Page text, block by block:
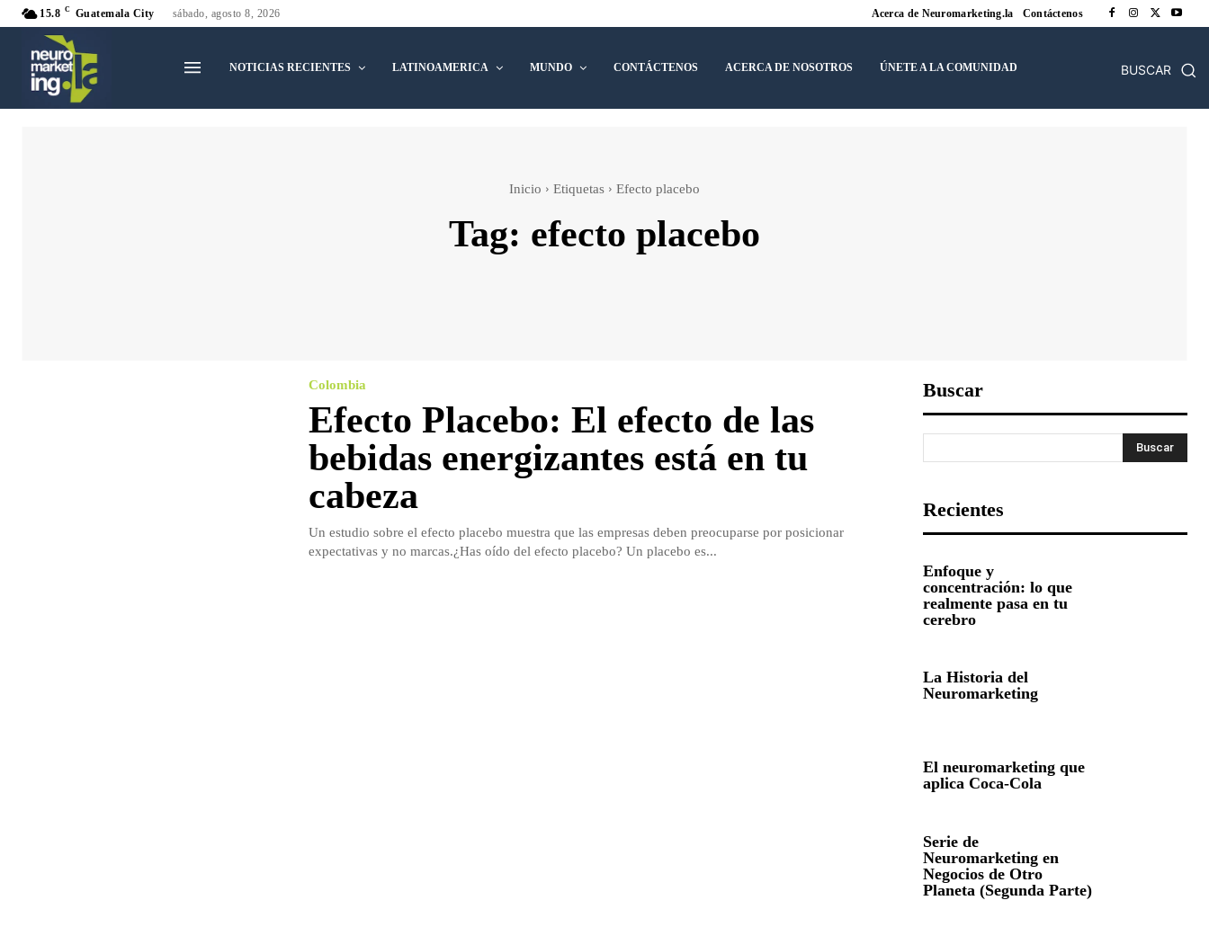
15.8 C Guatemala City sábado, agosto 8, 2026 Acerca de Neuromarketing.la Contáctenos
NOTICIAS RECIENTES LATINOAMERICA MUNDO CONTÁCTENOS ACERCA DE NOSOTROS ÚNETE A LA COMUNIDAD BUSCAR
Inicio Etiquetas Efecto placebo
Tag: efecto placebo
Colombia
Efecto Placebo: El efecto de las
bebidas energizantes está en tu
cabeza
Un estudio sobre el efecto placebo muestra que las empresas deben preocuparse por posicionar
expectativas y no marcas.¿Has oído del efecto placebo? Un placebo es...
Buscar
Buscar
Recientes
Enfoque y
concentración: lo que
realmente pasa en tu
cerebro
La Historia del
Neuromarketing
El neuromarketing que
aplica Coca-Cola
Serie de
Neuromarketing en
Negocios de Otro
Planeta (Segunda Parte)